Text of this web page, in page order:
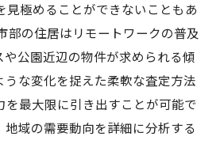
見極めることができないこともあ
部の住居はリモートワークの普及
や公園近辺の物件が求められる傾
うな変化を捉えた柔軟な査定方法
を最大限に引き出すことが可能で
地域の需要動向を詳細に分析する